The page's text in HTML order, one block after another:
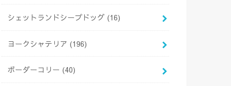
シェットランドシープドッグ (16)
ヨークシャテリア (196)
ボーダーコリー (40)